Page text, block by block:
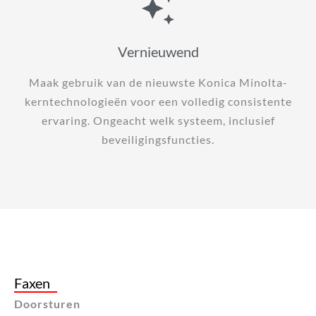
Vernieuwend
Maak gebruik van de nieuwste Konica Minolta-
kerntechnologieën voor een volledig consistente
ervaring. Ongeacht welk systeem, inclusief
beveiligingsfuncties.
Faxen
Doorsturen